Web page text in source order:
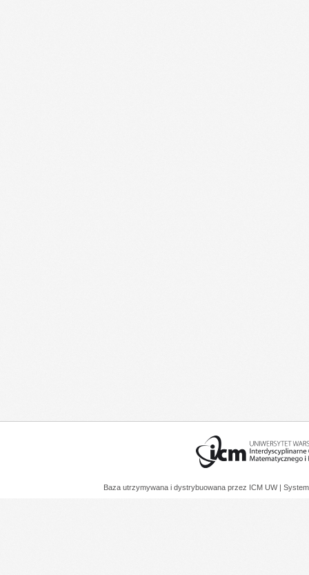
Baza utrzymywana i dystrybuowana przez ICM UW |